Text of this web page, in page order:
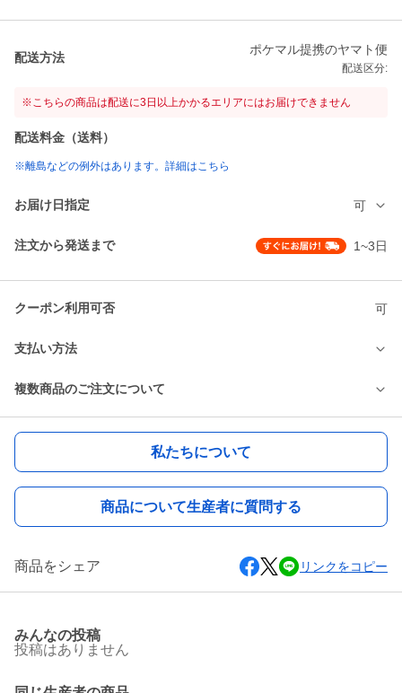
配送方法
ポケマル提携のヤマト便
配送区分:
※こちらの商品は配送に3日以上かかるエリアにはお届けできません
配送料金（送料）
※離島などの例外はあります。詳細はこちら
お届け日指定 可
注文から発送まで 1~3日
クーポン利用可否 可
支払い方法
複数商品のご注文について
私たちについて
商品について生産者に質問する
商品をシェア リンクをコピー
みんなの投稿
投稿はありません